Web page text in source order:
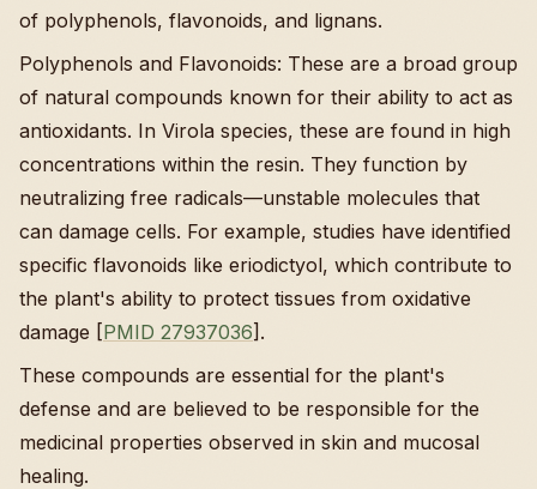
of polyphenols, flavonoids, and lignans.
Polyphenols and Flavonoids: These are a broad group
of natural compounds known for their ability to act as
antioxidants. In Virola species, these are found in high
concentrations within the resin. They function by
neutralizing free radicals—unstable molecules that
can damage cells. For example, studies have identified
specific flavonoids like eriodictyol, which contribute to
the plant's ability to protect tissues from oxidative
damage [PMID 27937036].
These compounds are essential for the plant's
defense and are believed to be responsible for the
medicinal properties observed in skin and mucosal
healing.